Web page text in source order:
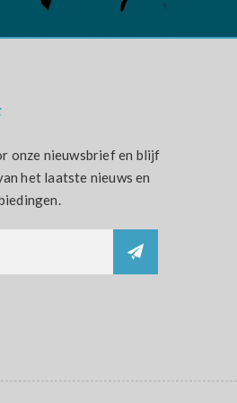
onze nieuwsbrief en blijf
het laatste nieuws en